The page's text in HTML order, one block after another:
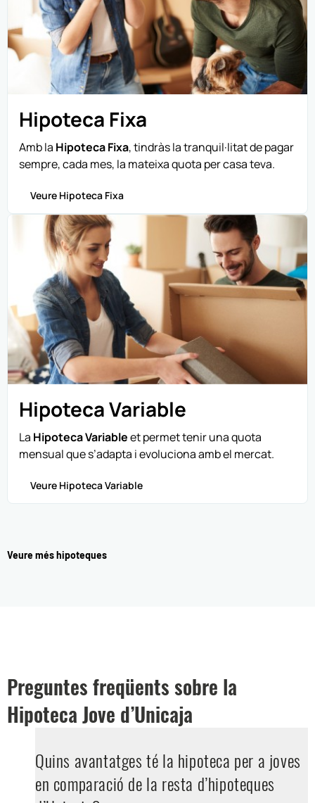
Hipoteca Fixa
Amb la Hipoteca Fixa, tindràs la tranquil·litat de pagar
sempre, cada mes, la mateixa quota per casa teva.
Veure Hipoteca Fixa
Hipoteca Variable
La Hipoteca Variableet permet tenir una quota
mensual que s’adapta i evoluciona amb el mercat.
Veure Hipoteca Variable
Veure més hipoteques
Preguntes freqüents sobre la
Hipoteca Jove d’Unicaja
Quins avantatges té la hipoteca per a joves
en comparació de la resta d’hipoteques